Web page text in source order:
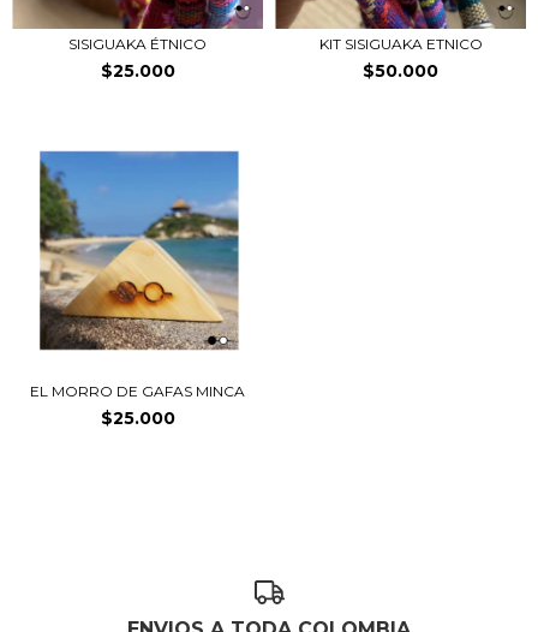
SISIGUAKA ÉTNICO
$25.000
KIT SISIGUAKA ETNICO
$50.000
EL MORRO DE GAFAS MINCA
$25.000